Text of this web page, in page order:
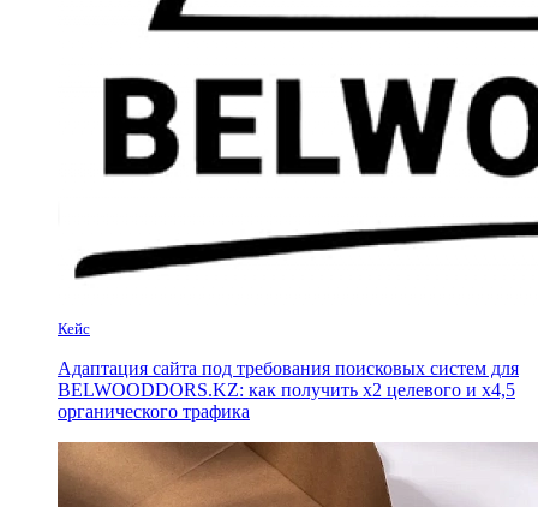
Кейс
Адаптация сайта под требования поисковых систем для
BELWOODDORS.KZ: как получить х2 целевого и х4,5
органического трафика